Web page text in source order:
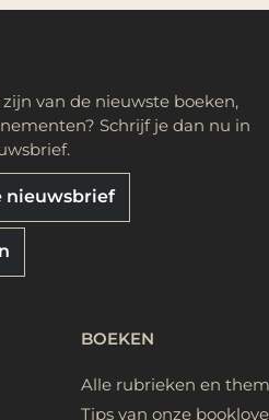
van de nieuwste boeken,
Schrijf je dan nu in
nieuwsbrief
BOEKEN
Alle rubrieken en
Tips van onze